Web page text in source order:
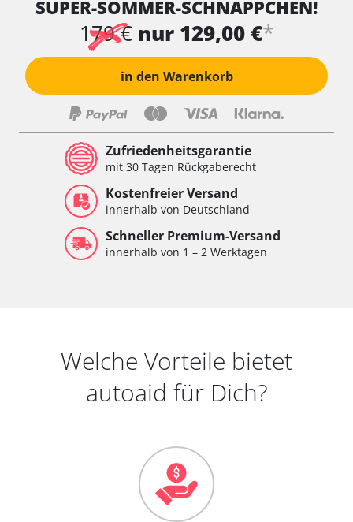
SUPER-SOMMER-SCHNÄPPCHEN!
179 € nur 129,00 €*
in den Warenkorb
Zufriedenheitsgarantie
mit 30 Tagen Rückgaberecht
Kostenfreier Versand
innerhalb von Deutschland
Schneller Premium-Versand
innerhalb von 1 – 2 Werktagen
Welche Vorteile bietet
autoaid für Dich?